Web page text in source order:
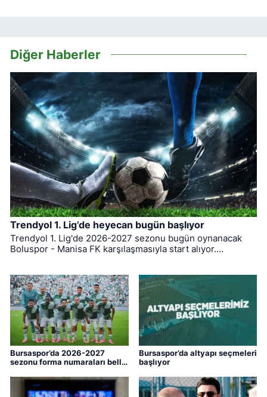
Diğer Haberler
Trendyol 1. Lig’de heyecan bugün başlıyor
Trendyol 1. Lig'de 2026-2027 sezonu bugün oynanacak
Boluspor - Manisa FK karşılaşmasıyla start alıyor.
Bursaspor’da 2026-2027
sezonu forma numaraları belli
Bursaspor’da altyapı seçmeleri
başlıyor